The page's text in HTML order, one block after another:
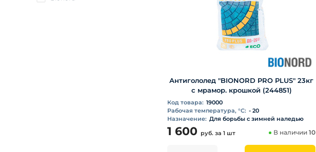
Антигололед "BIONORD PRO PLUS" 23кг
с мрамор. крошкой (244851)
Код товара: 19000
Рабочая температура, °С: - 20
Назначение: Для борьбы с зимней наледью
1 600 руб. за 1 шт В наличии10